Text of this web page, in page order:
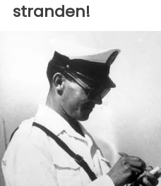
stranden!